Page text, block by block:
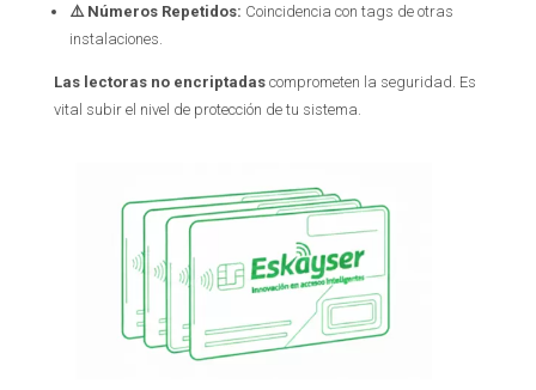
⚠️Números Repetidos: Coincidencia con tags de otras
instalaciones.
Las lectoras no encriptadascomprometen la seguridad. Es
vital subir el nivel de protección de tu sistema.